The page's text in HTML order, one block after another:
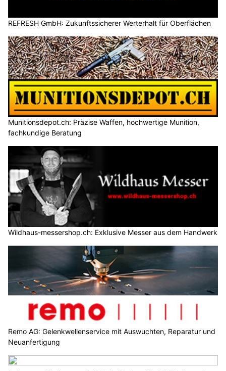
REFRESH GmbH: Zukunftssicherer Werterhalt für Oberflächen
Munitionsdepot.ch: Präzise Waffen, hochwertige Munition,
fachkundige Beratung
Wildhaus-messershop.ch: Exklusive Messer aus dem Handwerk
Remo AG: Gelenkwellenservice mit Auswuchten, Reparatur und
Neuanfertigung